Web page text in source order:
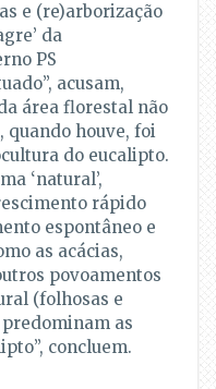
e (re)arborização
da
PS
acusam,
área florestal não
quando houve, foi
do eucalipto.
‘natural’,
rápido
espontâneo e
as acácias,
povoamentos
(folhosas e
as
concluem.